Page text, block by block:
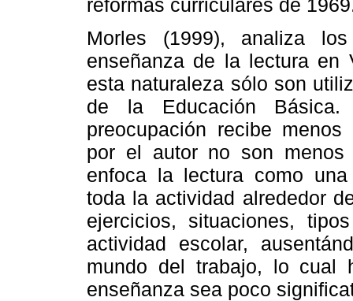
reformas curriculares de
Morles (1999), analiza
enseñanza de la lectura en
esta naturaleza sólo son
de la Educación
preocupación recibe
por el autor no son
enfoca la lectura como
toda la actividad alrededor
ejercicios, situaciones,
actividad escolar,
mundo del trabajo, lo
enseñanza sea poco